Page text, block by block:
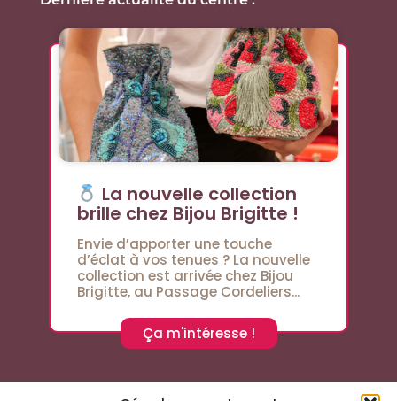
La nouvelle collection
brille chez Bijou Brigitte !
Envie d’apporter une touche
d’éclat à vos tenues ? La nouvelle
collection est arrivée chez Bijou
Brigitte, au Passage Cordeliers...
Ça m'intéresse !